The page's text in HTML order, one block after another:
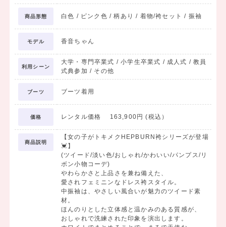
商品形態 白色 / ピンク色 / 柄あり / 着物/袴セット / 振袖
モデル 香音ちゃん
利用シーン
大学・専門卒業式 / 小学生卒業式 / 成人式 / 教員
式典参加 / その他
ブーツ ブーツ着用
価格 レンタル価格 163,900円 (税込）
商品説明
【女の子がトキメクHEPBURN袴シリーズが登場
💓】
(ツイード/淡い色/おしゃれ/かわいい/パンプス/リ
ボン小物コーデ)
やわらかさと上品さを兼ね備えた、
愛されフェミニンなドレス袴スタイル。
中振袖は、やさしい風合いが魅力のツイード素
材。
ほんのりとした立体感と温かみのある質感が、
おしゃれで洗練された印象を演出します。